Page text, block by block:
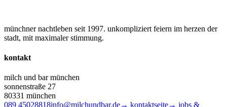
münchner nachtleben seit 1997. unkompliziert feiern im herzen der
stadt, mit maximaler stimmung.
kontakt
milch und bar münchen
sonnenstraße 27
80331 münchen
089 45028818info@milchundbar.de→ kontaktseite→ jobs &